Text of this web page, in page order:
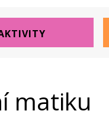
matiku